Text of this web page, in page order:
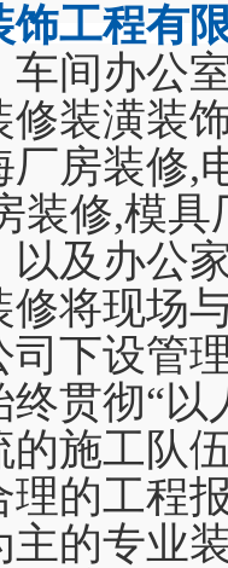
工程有
间办公
装潢装
房装修,
装修,模
及办公
修将现场
司下设管
贯彻“
的施工队
理的工程
主的专业